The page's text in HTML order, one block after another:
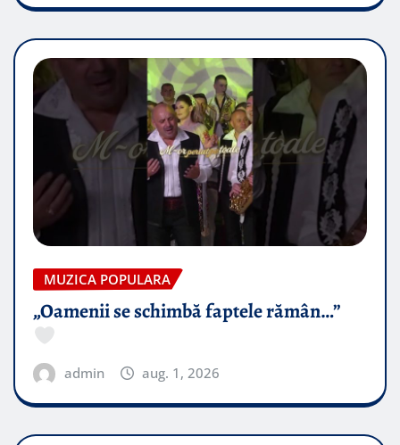
MUZICA POPULARA
„Oamenii se schimbă faptele rămân…”
admin aug. 1, 2026